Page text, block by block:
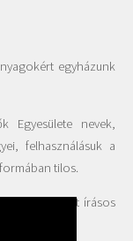
egyházunk
Egyesülete nevek,
felhasználásuk a
tilos.
az Egyesület írásos